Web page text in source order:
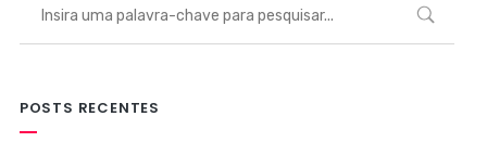
POSTS RECENTES